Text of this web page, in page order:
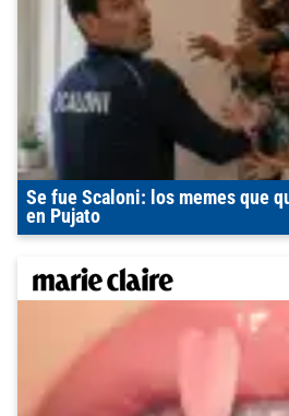
Se fue Scaloni: los memes que
en Pujato